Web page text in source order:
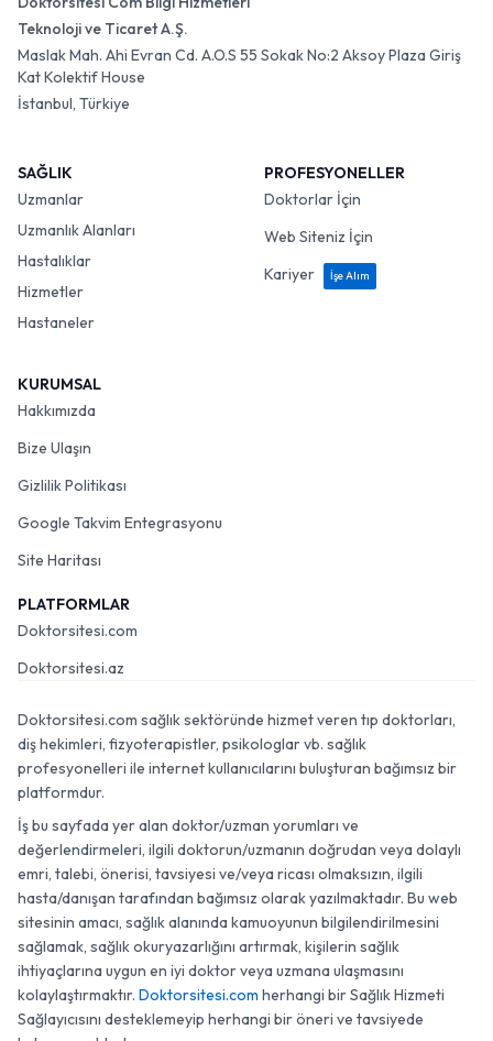
Teknoloji ve Ticaret A.Ş.
Maslak Mah. Ahi Evran Cd. A.O.S 55 Sokak No:2 Aksoy Plaza Giriş
Kat Kolektif House
İstanbul, Türkiye
SAĞLIK
Uzmanlar
Uzmanlık Alanları
Hastalıklar
Hizmetler
Hastaneler
PROFESYONELLER
Doktorlar İçin
Web Siteniz İçin
Kariyer
İşe Alım
KURUMSAL
Hakkımızda
Bize Ulaşın
Gizlilik Politikası
Google Takvim Entegrasyonu
Site Haritası
PLATFORMLAR
Doktorsitesi.com
Doktorsitesi.az
Doktorsitesi.com sağlık sektöründe hizmet veren tıp doktorları,
diş hekimleri, fizyoterapistler, psikologlar vb. sağlık
profesyonelleri ile internet kullanıcılarını buluşturan bağımsız bir
platformdur.
İş bu sayfada yer alan doktor/uzman yorumları ve
değerlendirmeleri, ilgili doktorun/uzmanın doğrudan veya dolaylı
emri, talebi, önerisi, tavsiyesi ve/veya ricası olmaksızın, ilgili
hasta/danışan tarafından bağımsız olarak yazılmaktadır. Bu web
sitesinin amacı, sağlık alanında kamuoyunun bilgilendirilmesini
sağlamak, sağlık okuryazarlığını artırmak, kişilerin sağlık
ihtiyaçlarına uygun en iyi doktor veya uzmana ulaşmasını
kolaylaştırmaktır. Doktorsitesi.com herhangi bir Sağlık Hizmeti
Sağlayıcısını desteklemeyip herhangi bir öneri ve tavsiyede